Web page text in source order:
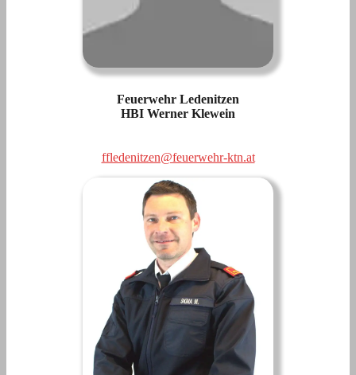
Feuerwehr Ledenitzen
HBI Werner Klewein
ffledenitzen@feuerwehr-ktn.at